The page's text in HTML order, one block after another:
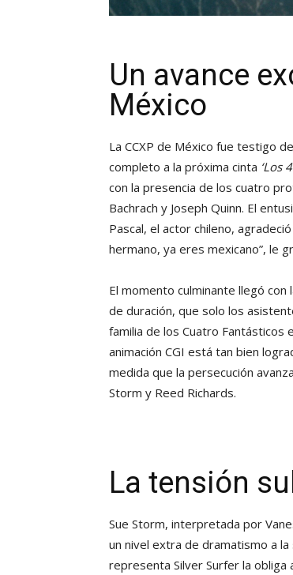
Un avance
México
La CCXP de México fue testigo
completo a la próxima cinta ‘Los
con la presencia de los cuatro
Bachrach y Joseph Quinn. El
Pascal, el actor chileno,
hermano, ya eres mexicano”, le
El momento culminante llegó
de duración, que solo los
familia de los Cuatro Fantásticos
animación CGI está tan bien
medida que la persecución
Storm y Reed Richards.
La tensión
Sue Storm, interpretada por
un nivel extra de dramatismo a
representa Silver Surfer la